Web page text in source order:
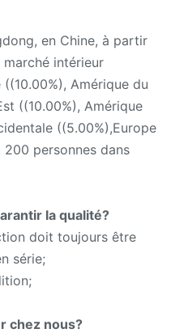
en Chine, à partir
intérieur
Amérique du
((10.00%), Amérique
((5.00%),Europe
personnes dans
la qualité?
doit toujours être
série;
chez nous?